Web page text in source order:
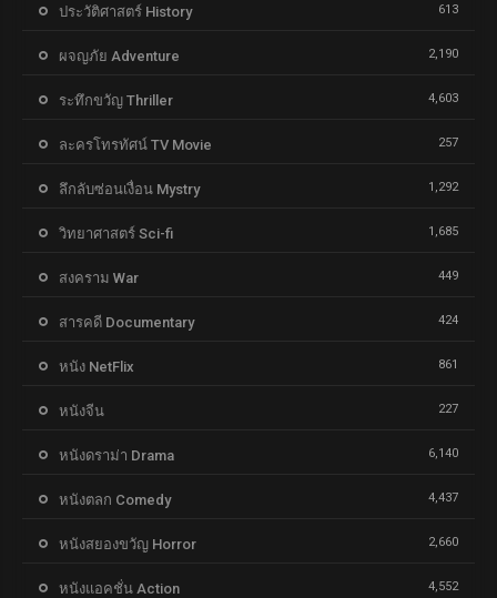
ประวัติศาสตร์ History 613
ผจญภัย Adventure 2,190
ระทึกขวัญ Thriller 4,603
ละครโทรทัศน์ TV Movie 257
ลึกลับซ่อนเงื่อน Mystry 1,292
วิทยาศาสตร์ Sci-fi 1,685
สงคราม War 449
สารคดี Documentary 424
หนัง NetFlix 861
หนังจีน 227
หนังดราม่า Drama 6,140
หนังตลก Comedy 4,437
หนังสยองขวัญ Horror 2,660
หนังแอคชั่น Action 4,552